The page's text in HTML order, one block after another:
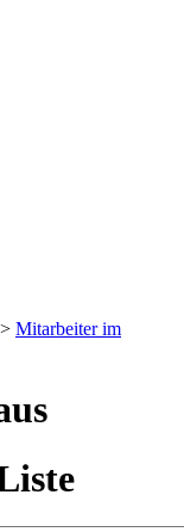
> Mitarbeiter im